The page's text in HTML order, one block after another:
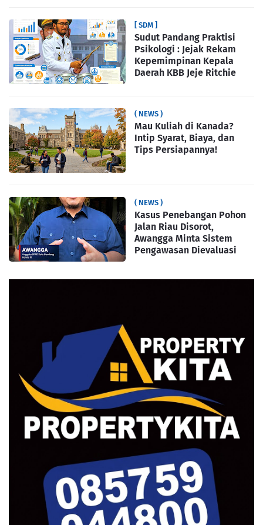
[ SDM ]
Sudut Pandang Praktisi
Psikologi : Jejak Rekam
Kepemimpinan Kepala
Daerah KBB Jeje Ritchie
( NEWS )
Mau Kuliah di Kanada?
Intip Syarat, Biaya, dan
Tips Persiapannya!
( NEWS )
Kasus Penebangan Pohon
Jalan Riau Disorot,
Awangga Minta Sistem
Pengawasan Dievaluasi